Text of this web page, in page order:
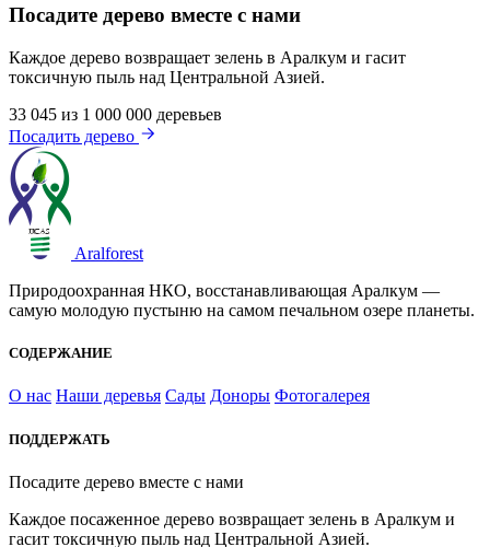
Посадите дерево вместе с нами
Каждое дерево возвращает зелень в Аралкум и гасит
токсичную пыль над Центральной Азией.
33 045 из 1 000 000 деревьев
Посадить дерево
Aralforest
Природоохранная НКО, восстанавливающая Аралкум —
самую молодую пустыню на самом печальном озере планеты.
СОДЕРЖАНИЕ
О нас Наши деревья Сады Доноры Фотогалерея
ПОДДЕРЖАТЬ
Посадите дерево вместе с нами
Каждое посаженное дерево возвращает зелень в Аралкум и
гасит токсичную пыль над Центральной Азией.